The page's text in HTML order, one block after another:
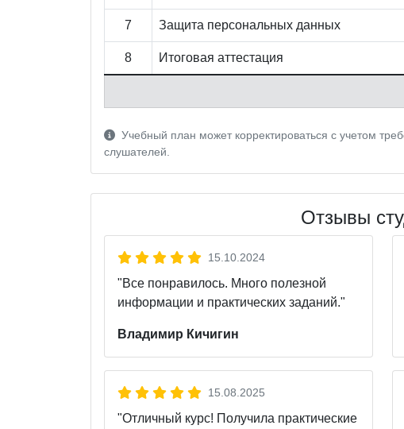
7 Защита персональных данных
8 Итоговая аттестация
Учебный план может корректироваться с учетом
слушателей.
Отзывы
15.10.2024
"Все понравилось. Много полезной
информации и практических заданий."
Владимир Кичигин
15.08.2025
"Отличный курс! Получила практические